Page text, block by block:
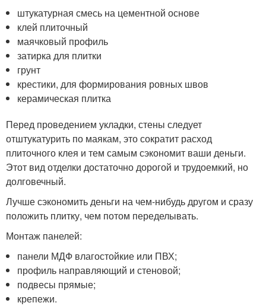
штукатурная смесь на цементной основе
клей плиточный
маячковый профиль
затирка для плитки
грунт
крестики, для формирования ровных швов
керамическая плитка
Перед проведением укладки, стены следует
отштукатурить по маякам, это сократит расход
плиточного клея и тем самым сэкономит ваши деньги.
Этот вид отделки достаточно дорогой и трудоемкий, но
долговечный.
Лучше сэкономить деньги на чем-нибудь другом и сразу
положить плитку, чем потом переделывать.
Монтаж панелей:
панели МДФ влагостойкие или ПВХ;
профиль направляющий и стеновой;
подвесы прямые;
крепежи.